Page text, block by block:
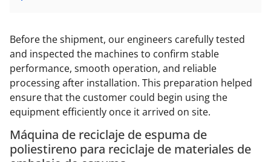
Before the shipment, our engineers carefully tested
and inspected the machines to confirm stable
performance, smooth operation, and reliable
processing after installation. This preparation helped
ensure that the customer could begin using the
equipment efficiently once it arrived on site.
Máquina de reciclaje de espuma de
poliestireno para reciclaje de materiales de